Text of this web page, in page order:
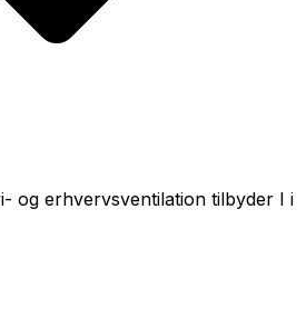
og erhvervsventilation tilbyder I i